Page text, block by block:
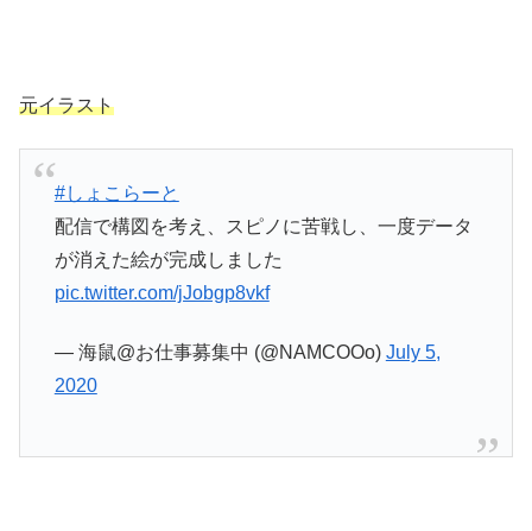
元イラスト
#しょこらーと
配信で構図を考え、スピノに苦戦し、一度データ
が消えた絵が完成しました
pic.twitter.com/jJobgp8vkf
— 海鼠@お仕事募集中 (@NAMCOOo) July 5,
2020